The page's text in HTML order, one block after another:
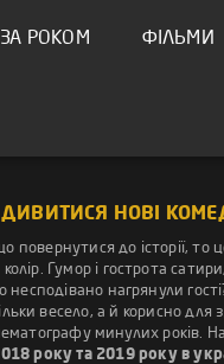
ЗА РОКОМ ФІЛЬМИ
ДИВИТИСЯ НОВІ
до історії,
Гумор і гострота
несподівано нагрянули
весело, а й корисно
минулих років.
року та 2019 року в